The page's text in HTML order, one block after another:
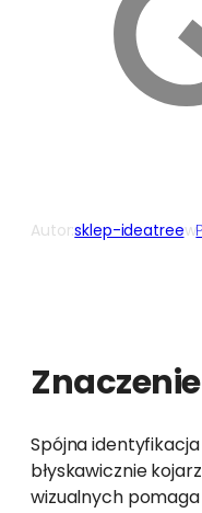
Autor:sklep-ideatreew
Spójna
błyskawicznie
wizualnych